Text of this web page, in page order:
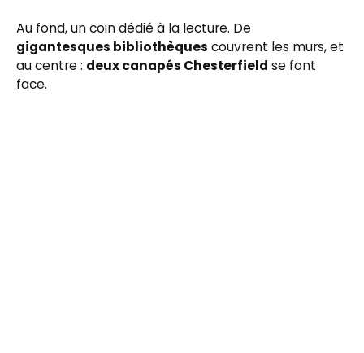
Au fond, un coin dédié à la lecture. De
gigantesques bibliothèques couvrent les murs, et
au centre : deux canapés Chesterfield se font
face.